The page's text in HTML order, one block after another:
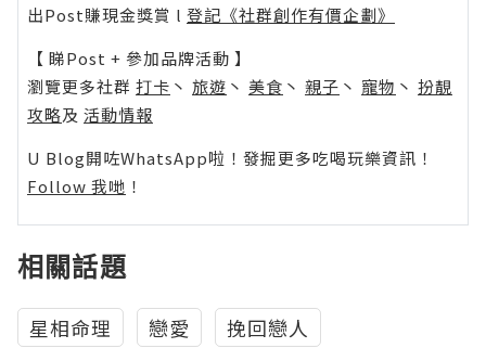
出Post賺現金獎賞 l 登記《社群創作有價企劃》
【 睇Post + 參加品牌活動 】
瀏覽更多社群 打卡 丶 旅遊 丶 美食 丶 親子 丶 寵物 丶 扮靚
攻略及 活動情報
U Blog開咗WhatsApp啦！發掘更多吃喝玩樂資訊！
Follow 我哋 ！
相關話題
星相命理 戀愛 挽回戀人